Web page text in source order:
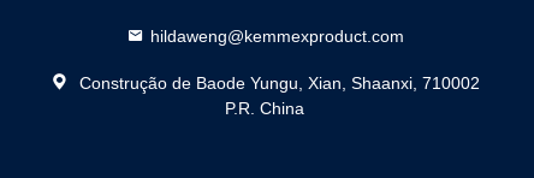
hildaweng@kemmexproduct.com
Construção de Baode Yungu, Xian, Shaanxi, 710002
P.R. China